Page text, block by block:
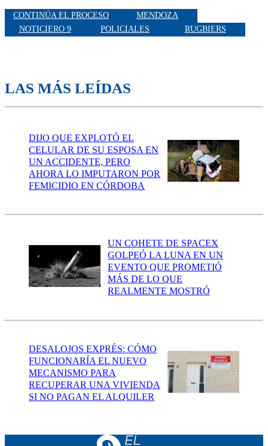
CONTINÚA EL PROCESO
MENDOZA
NOTICIERO 9
POLICIALES RUGBIERS
LAS MÁS LEÍDAS
DIJO QUE EXPLOTÓ EL
CELULAR DE SU ESPOSA EN
UN ACCIDENTE, PERO
AHORA LO IMPUTARON POR
FEMICIDIO EN CÓRDOBA
UN COHETE DE SPACEX
GOLPEÓ LA LUNA EN UN
EVENTO QUE PROMETIÓ
MÁS DE LO QUE
REALMENTE MOSTRÓ
DESALOJOS EXPRÉS: CÓMO
FUNCIONARÍA EL NUEVO
MECANISMO PARA
RECUPERAR UNA VIVIENDA
SI NO PAGAN EL ALQUILER